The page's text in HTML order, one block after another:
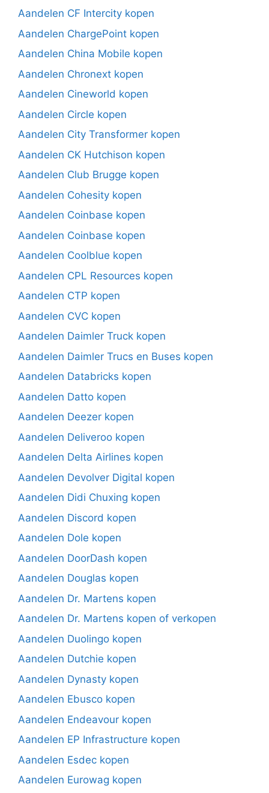
Aandelen CF Intercity kopen
Aandelen ChargePoint kopen
Aandelen China Mobile kopen
Aandelen Chronext kopen
Aandelen Cineworld kopen
Aandelen Circle kopen
Aandelen City Transformer kopen
Aandelen CK Hutchison kopen
Aandelen Club Brugge kopen
Aandelen Cohesity kopen
Aandelen Coinbase kopen
Aandelen Coinbase kopen
Aandelen Coolblue kopen
Aandelen CPL Resources kopen
Aandelen CTP kopen
Aandelen CVC kopen
Aandelen Daimler Truck kopen
Aandelen Daimler Trucs en Buses kopen
Aandelen Databricks kopen
Aandelen Datto kopen
Aandelen Deezer kopen
Aandelen Deliveroo kopen
Aandelen Delta Airlines kopen
Aandelen Devolver Digital kopen
Aandelen Didi Chuxing kopen
Aandelen Discord kopen
Aandelen Dole kopen
Aandelen DoorDash kopen
Aandelen Douglas kopen
Aandelen Dr. Martens kopen
Aandelen Dr. Martens kopen of verkopen
Aandelen Duolingo kopen
Aandelen Dutchie kopen
Aandelen Dynasty kopen
Aandelen Ebusco kopen
Aandelen Endeavour kopen
Aandelen EP Infrastructure kopen
Aandelen Esdec kopen
Aandelen Eurowag kopen